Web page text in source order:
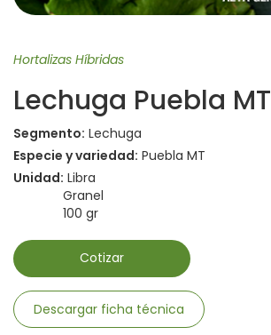
Hortalizas Híbridas
Lechuga Puebla MT
Segmento: Lechuga
Especie y variedad: Puebla MT
Unidad: Libra
Granel
100 gr
Cotizar
Descargar ficha técnica